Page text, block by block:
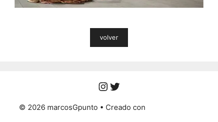
volver
Instagram
Twitter
© 2026 marcosGpunto • Creado con